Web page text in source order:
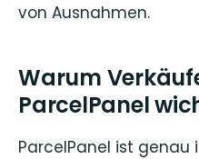
von Ausnahmen.
Warum
ParcelPanel
ParcelPanel ist genau